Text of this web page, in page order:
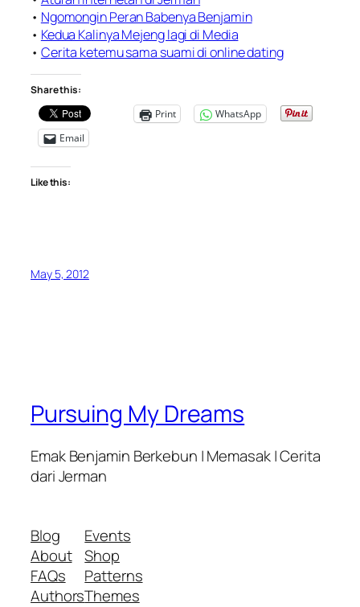
• Ngomongin Peran Babenya Benjamin
• Kedua Kalinya Mejeng lagi di Media
• Cerita ketemu sama suami di online dating
Share this:
Print
WhatsApp
Email
Like this:
May 5, 2012
Pursuing My Dreams
Emak Benjamin Berkebun | Memasak | Cerita
dari Jerman
Blog
About
FAQs
Authors
Events
Shop
Patterns
Themes